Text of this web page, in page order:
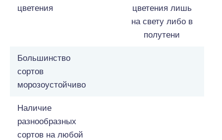
цветения
цветения лишь
на свету либо в
полутени
Большинство
сортов
морозоустойчиво
Наличие
разнообразных
сортов на любой